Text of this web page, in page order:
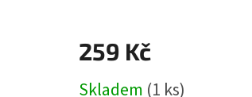
259 Kč
cena:
Skladem (1 ks)